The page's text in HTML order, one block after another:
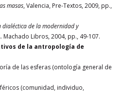
masas, Valencia, Pre-Textos, 2009, pp.,
dialéctica de la modernidad y
Machado Libros, 2004, pp., 49-107.
de la antropología de
de las esferas (ontología general de
(comunidad, individuo,